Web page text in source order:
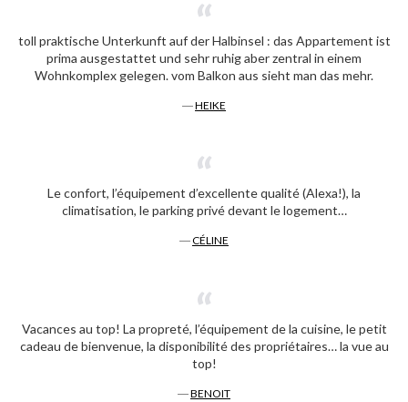
toll praktische Unterkunft auf der Halbinsel : das Appartement ist
prima ausgestattet und sehr ruhig aber zentral in einem
Wohnkomplex gelegen. vom Balkon aus sieht man das mehr.
―HEIKE
Le confort, l’équipement d’excellente qualité (Alexa!), la
climatisation, le parking privé devant le logement…
―CÉLINE
Vacances au top! La propreté, l’équipement de la cuisine, le petit
cadeau de bienvenue, la disponibilité des propriétaires… la vue au
top!
―BENOIT